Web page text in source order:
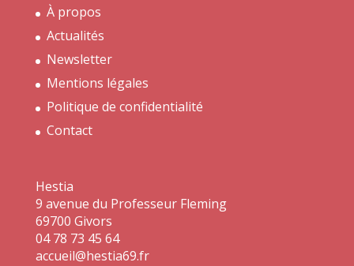
À propos
Actualités
Newsletter
Mentions légales
Politique de confidentialité
Contact
Hestia
9 avenue du Professeur Fleming
69700 Givors
04 78 73 45 64
accueil@hestia69.fr